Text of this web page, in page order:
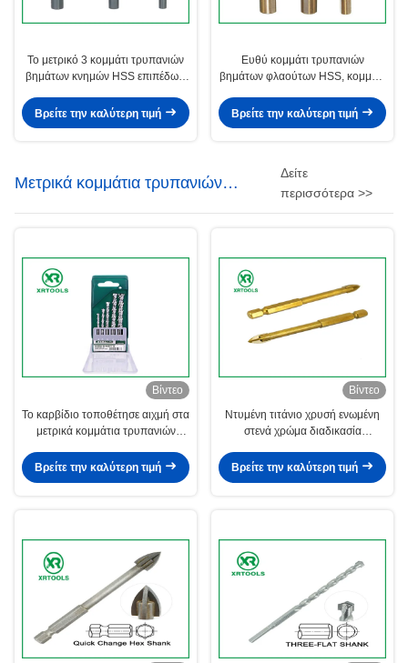
Το μετρικό 3 κομμάτι τρυπανιών
βημάτων κνημών HSS επιπέδων,
το διακόπτη τσιπ κομματιών
τρυπανιών
Βρείτε την καλύτερη τιμή
Ευθύ κομμάτι τρυπανιών
βημάτων φλαούτων HSS, κομμάτι
την πολλαπλάσια τρύπα
Βρείτε την καλύτερη τιμή
Μετρικά κομμάτια τρυπανιών
τεκτονικών
Δείτε
περισσότερα >>
Βίντεο
Το καρβίδιο τοποθέτησε αιχμή στα
μετρικά κομμάτια τρυπανιών
το γρανίτη/τις πέτρες
Βρείτε την καλύτερη τιμή
Βίντεο
Ντυμένη τιτάνιο χρυσή ενωμένη
στενά χρώμα διαδικασία
γυαλιού μετρική
Βρείτε την καλύτερη τιμή